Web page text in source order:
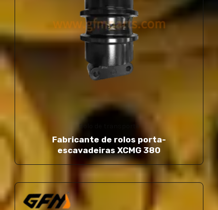
Rolo de transporte
Fabricante de rolos porta-
escavadeiras XCMG 380